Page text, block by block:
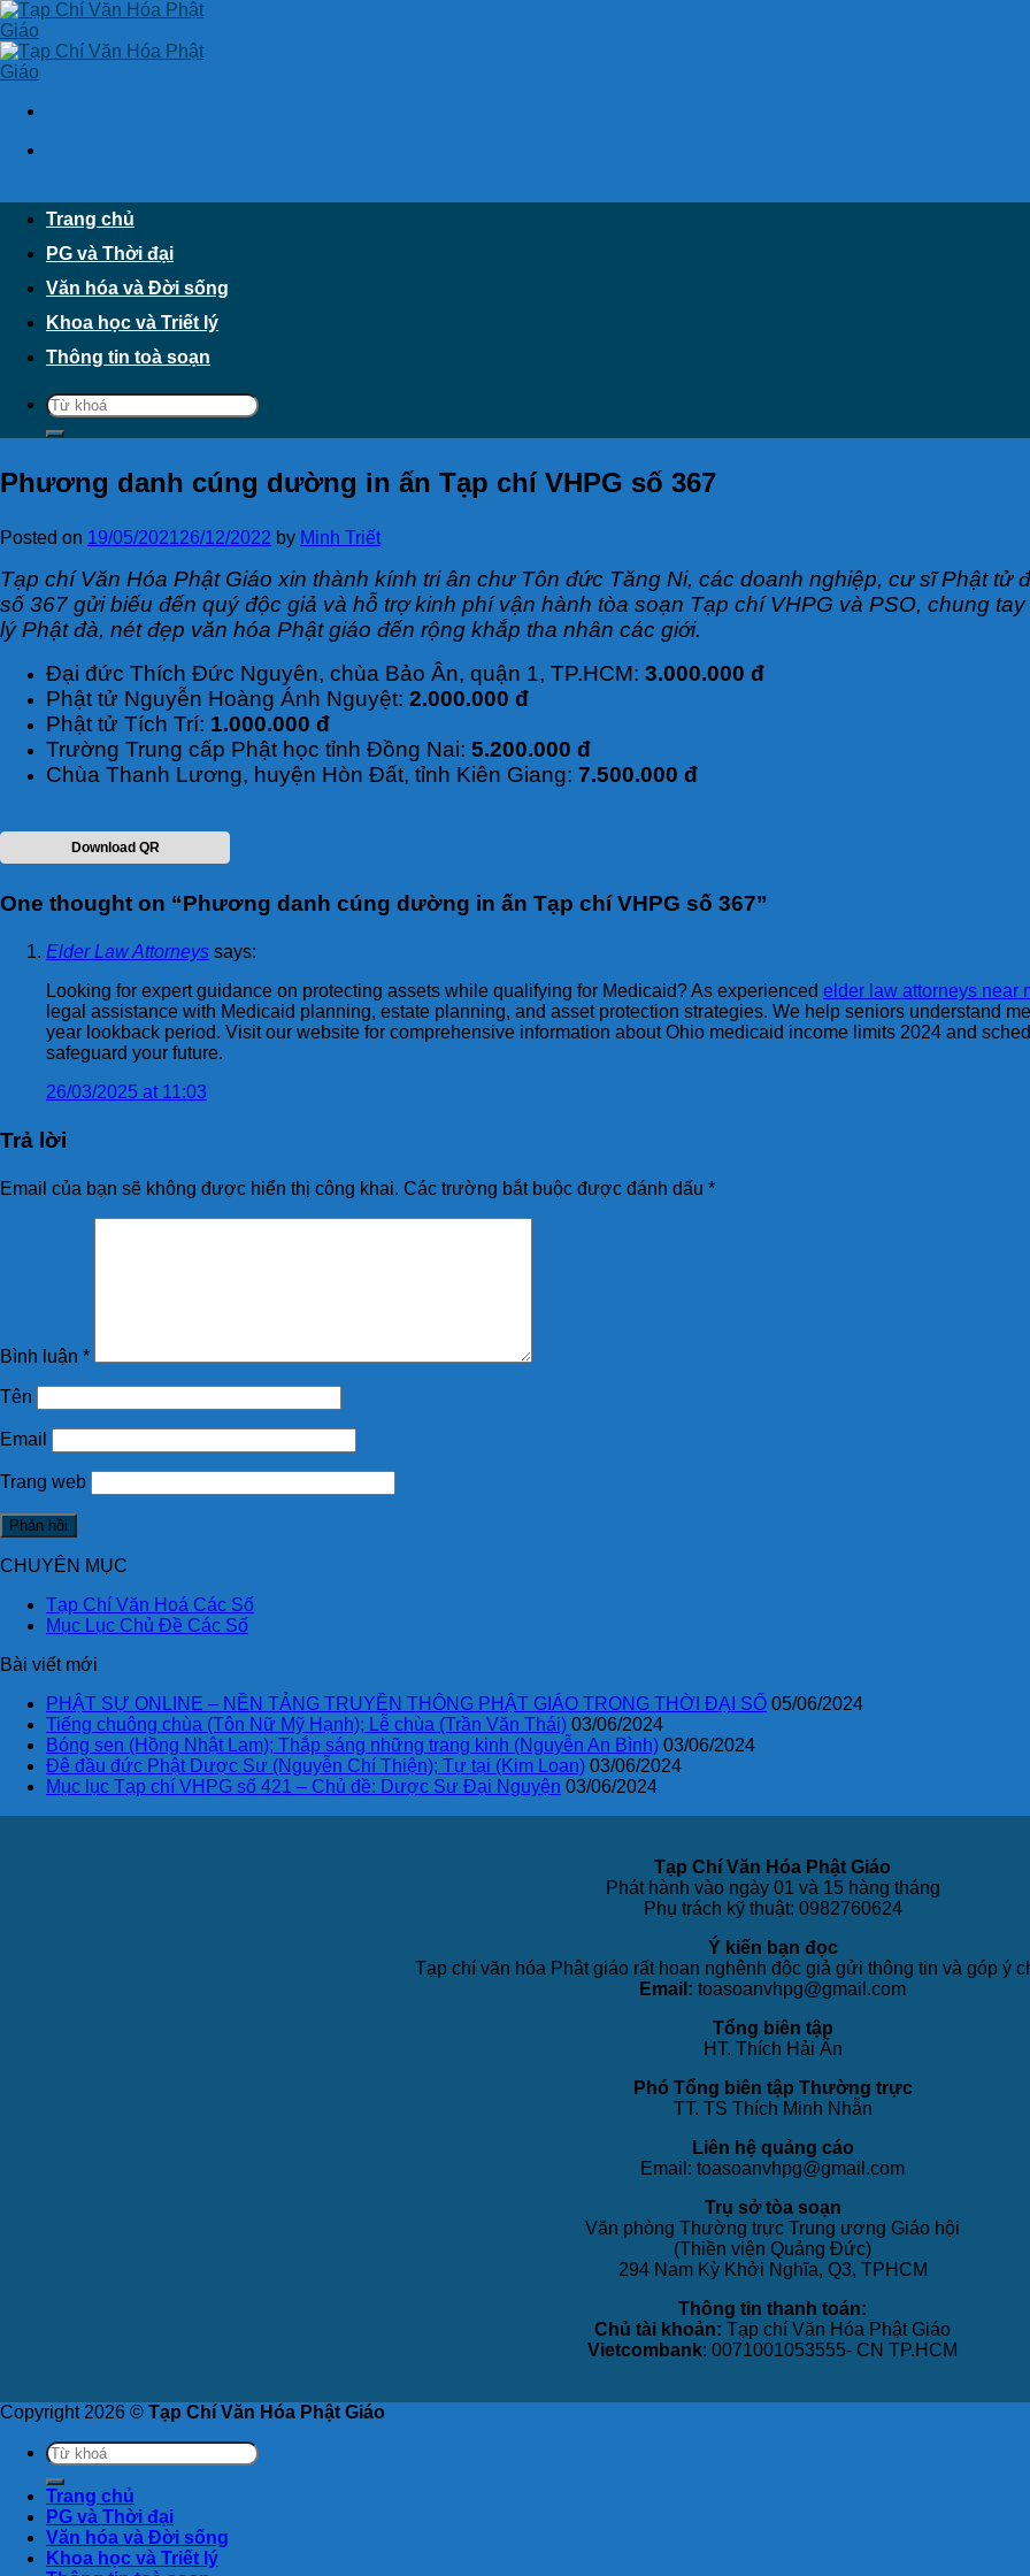
Skip
to
content
Trang chủ
PG và Thời đại
Văn hóa và Đời sống
Khoa học và Triết lý
Thông tin toà soạn
Phương danh cúng dường in ấn Tạp chí VHPG số 367
Posted on 19/05/202126/12/2022 by Minh Triết
Tạp chí Văn Hóa Phật Giáo xin thành kính tri ân chư Tôn đức Tăng Ni, các doanh nghiệp, cư sĩ Phật
số 367 gửi biếu đến quý độc giả và hỗ trợ kinh phí vận hành tòa soạn Tạp chí VHPG và PSO, chung
lý Phật đà, nét đẹp văn hóa Phật giáo đến rộng khắp tha nhân các giới.
Đại đức Thích Đức Nguyên, chùa Bảo Ân, quận 1, TP.HCM: 3.000.000 đ
Phật tử Nguyễn Hoàng Ánh Nguyệt: 2.000.000 đ
Phật tử Tích Trí: 1.000.000 đ
Trường Trung cấp Phật học tỉnh Đồng Nai: 5.200.000 đ
Chùa Thanh Lương, huyện Hòn Đất, tỉnh Kiên Giang: 7.500.000 đ
Download QR
One thought on “Phương danh cúng dường in ấn Tạp chí VHPG số 367”
Elder Law Attorneys says:
Looking for expert guidance on protecting assets while qualifying for Medicaid? As experienced elder law attorneys near
legal assistance with Medicaid planning, estate planning, and asset protection strategies. We help seniors understand
year lookback period. Visit our website for comprehensive information about Ohio medicaid income limits 2024 and
safeguard your future.
26/03/2025 at 11:03
Trả lời
Email của bạn sẽ không được hiển thị công khai. Các trường bắt buộc được đánh dấu *
Bình luận *
Tên
Email
Trang web
CHUYÊN MỤC
Tạp Chí Văn Hoá Các Số
Mục Lục Chủ Đề Các Số
Bài viết mới
PHẬT SỰ ONLINE – NỀN TẢNG TRUYỀN THÔNG PHẬT GIÁO TRONG THỜI ĐẠI SỐ 05/06/2024
Tiếng chuông chùa (Tôn Nữ Mỹ Hạnh); Lễ chùa (Trần Văn Thái) 03/06/2024
Bóng sen (Hồng Nhật Lam); Thắp sáng những trang kinh (Nguyễn An Bình) 03/06/2024
Đê đầu đức Phật Dược Sư (Nguyễn Chí Thiện); Tự tại (Kim Loan) 03/06/2024
Mục lục Tạp chí VHPG số 421 – Chủ đề: Dược Sư Đại Nguyện 03/06/2024
Tạp Chí Văn Hóa Phật Giáo
Phát hành vào ngày 01 và 15 hàng tháng
Phụ trách kỹ thuật: 0982760624
Ý kiến bạn đọc
Tạp chí văn hóa Phật giáo rất hoan nghênh độc giả gửi thông tin và góp ý
Email: toasoanvhpg@gmail.com
Tổng biên tập
HT. Thích Hải Ấn
Phó Tổng biên tập Thường trực
TT. TS Thích Minh Nhẫn
Liên hệ quảng cáo
Email: toasoanvhpg@gmail.com
Trụ sở tòa soạn
Văn phòng Thường trực Trung ương Giáo hội
(Thiền viện Quảng Đức)
294 Nam Kỳ Khởi Nghĩa, Q3, TPHCM
Thông tin thanh toán:
Chủ tài khoản: Tạp chí Văn Hóa Phật Giáo
Vietcombank: 0071001053555- CN TP.HCM
Copyright 2026 © Tạp Chí Văn Hóa Phật Giáo
Trang chủ
PG và Thời đại
Văn hóa và Đời sống
Khoa học và Triết lý